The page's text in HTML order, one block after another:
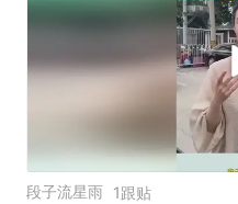
段子流星雨 1跟贴